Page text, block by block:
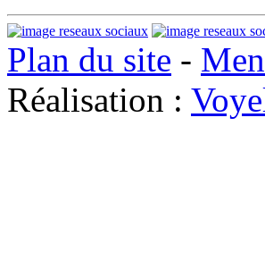
Plan du site -
Réalisation :